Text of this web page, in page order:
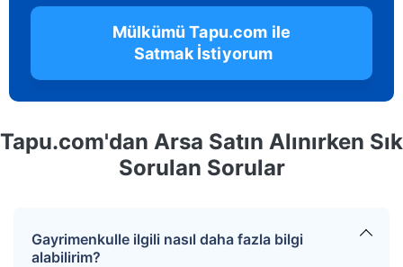
Mülkümü Tapu.com ile
Satmak İstiyorum
Tapu.com'dan Arsa Satın Alınırken Sık
Sorulan Sorular
Gayrimenkulle ilgili nasıl daha fazla bilgi
alabilirim?